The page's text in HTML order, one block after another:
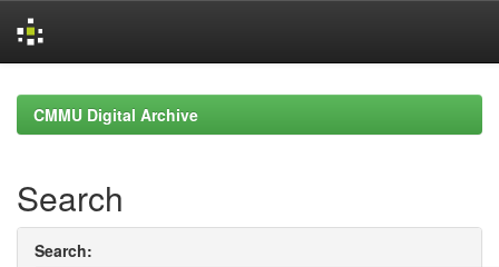
navigationCMMU Digital Archive
Search
Search: